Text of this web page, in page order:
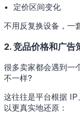
• 定价区间变化
不用反复换设备，一
2. 竞品价格和广告
很多卖家都会遇到一
不一样?
这往往是平台根据
以更真实地还原：